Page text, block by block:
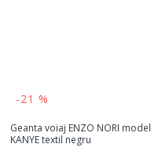
-21 %
Geanta voiaj ENZO NORI model
KANYE textil negru